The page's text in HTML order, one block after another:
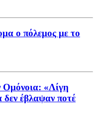
ο πόλεμος με το
Ομόνοια: «Λίγη
δεν έβλαψαν ποτέ